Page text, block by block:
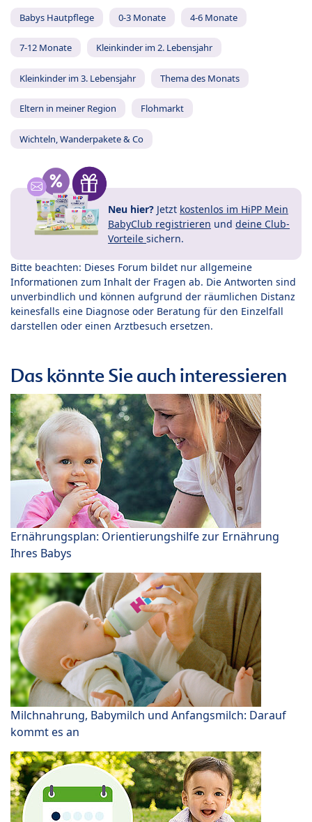
Babys Hautpflege 0-3 Monate 4-6 Monate
7-12 Monate Kleinkinder im 2. Lebensjahr
Kleinkinder im 3. Lebensjahr Thema des Monats
Eltern in meiner Region Flohmarkt
Wichteln, Wanderpakete & Co
Neu hier? Jetzt kostenlos im HiPP Mein
BabyClub registrieren und deine Club-
Vorteile sichern.
Bitte beachten: Dieses Forum bildet nur allgemeine
Informationen zum Inhalt der Fragen ab. Die Antworten sind
unverbindlich und können aufgrund der räumlichen Distanz
keinesfalls eine Diagnose oder Beratung für den Einzelfall
darstellen oder einen Arztbesuch ersetzen.
Das könnte Sie auch interessieren
Ernährungsplan: Orientierungshilfe zur Ernährung
Ihres Babys
Milchnahrung, Babymilch und Anfangsmilch: Darauf
kommt es an